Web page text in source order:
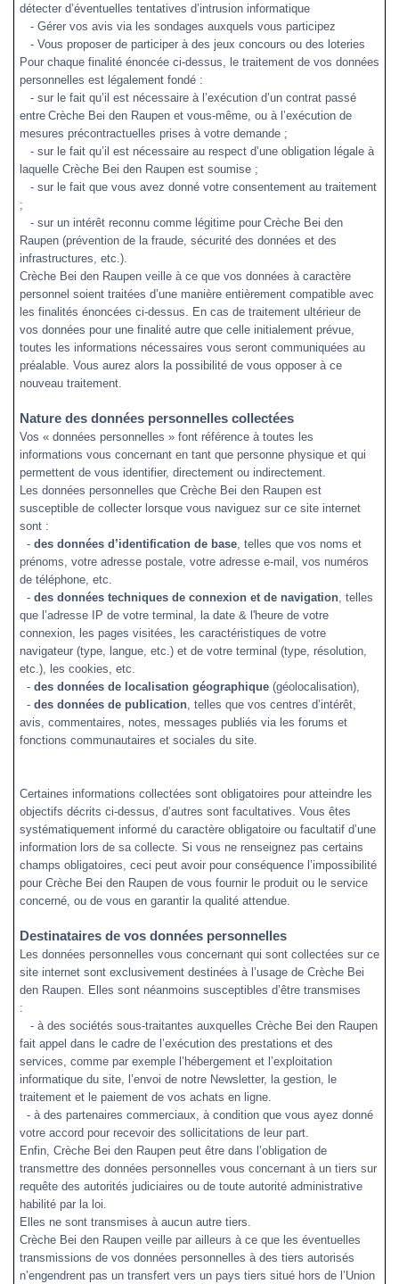
détecter d’éventuelles tentatives d’intrusion informatique
- Gérer vos avis via les sondages auxquels vous participez
- Vous proposer de participer à des jeux concours ou des loteries
Pour chaque finalité énoncée ci-dessus, le traitement de vos données
personnelles est légalement fondé :
- sur le fait qu’il est nécessaire à l’exécution d’un contrat passé
entre Crèche Bei den Raupen et vous-même, ou à l’exécution de
mesures précontractuelles prises à votre demande ;
- sur le fait qu’il est nécessaire au respect d’une obligation légale à
laquelle Crèche Bei den Raupen est soumise ;
- sur le fait que vous avez donné votre consentement au traitement
;
- sur un intérêt reconnu comme légitime pour Crèche Bei den
Raupen (prévention de la fraude, sécurité des données et des
infrastructures, etc.).
Crèche Bei den Raupen veille à ce que vos données à caractère
personnel soient traitées d’une manière entièrement compatible avec
les finalités énoncées ci-dessus. En cas de traitement ultérieur de
vos données pour une finalité autre que celle initialement prévue,
toutes les informations nécessaires vous seront communiquées au
préalable. Vous aurez alors la possibilité de vous opposer à ce
nouveau traitement.
Nature des données personnelles collectées
Vos « données personnelles » font référence à toutes les
informations vous concernant en tant que personne physique et qui
permettent de vous identifier, directement ou indirectement.
Les données personnelles que Crèche Bei den Raupen est
susceptible de collecter lorsque vous naviguez sur ce site internet
sont :
- des données d’identification de base, telles que vos noms et
prénoms, votre adresse postale, votre adresse e-mail, vos numéros
de téléphone, etc.
- des données techniques de connexion et de navigation, telles
que l’adresse IP de votre terminal, la date & l'heure de votre
connexion, les pages visitées, les caractéristiques de votre
navigateur (type, langue, etc.) et de votre terminal (type, résolution,
etc.), les cookies, etc.
- des données de localisation géographique(géolocalisation),
- des données de publication, telles que vos centres d’intérêt,
avis, commentaires, notes, messages publiés via les forums et
fonctions communautaires et sociales du site.
Certaines informations collectées sont obligatoires pour atteindre les
objectifs décrits ci-dessus, d’autres sont facultatives. Vous êtes
systématiquement informé du caractère obligatoire ou facultatif d’une
information lors de sa collecte. Si vous ne renseignez pas certains
champs obligatoires, ceci peut avoir pour conséquence l’impossibilité
pour Crèche Bei den Raupen de vous fournir le produit ou le service
concerné, ou de vous en garantir la qualité attendue.
Destinataires de vos données personnelles
Les données personnelles vous concernant qui sont collectées sur ce
site internet sont exclusivement destinées à l’usage de Crèche Bei
den Raupen. Elles sont néanmoins susceptibles d’être transmises
:
- à des sociétés sous-traitantes auxquelles Crèche Bei den Raupen
fait appel dans le cadre de l’exécution des prestations et des
services, comme par exemple l’hébergement et l’exploitation
informatique du site, l’envoi de notre Newsletter, la gestion, le
traitement et le paiement de vos achats en ligne.
- à des partenaires commerciaux, à condition que vous ayez donné
votre accord pour recevoir des sollicitations de leur part.
Enfin, Crèche Bei den Raupen peut être dans l’obligation de
transmettre des données personnelles vous concernant à un tiers sur
requête des autorités judiciaires ou de toute autorité administrative
habilité par la loi.
Elles ne sont transmises à aucun autre tiers.
Crèche Bei den Raupen veille par ailleurs à ce que les éventuelles
transmissions de vos données personnelles à des tiers autorisés
n’engendrent pas un transfert vers un pays tiers situé hors de l’Union